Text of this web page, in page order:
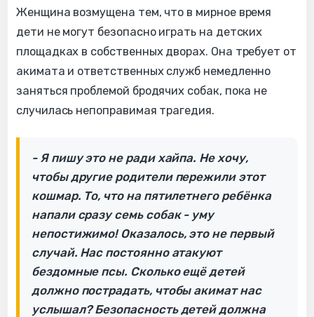
Женщина возмущена тем, что в мирное время
дети не могут безопасно играть на детских
площадках в собственных дворах. Она требует от
акимата и ответственных служб немедленно
заняться проблемой бродячих собак, пока не
случилась непоправимая трагедия.
- Я пишу это не ради хайпа. Не хочу,
чтобы другие родители пережили этот
кошмар. То, что на пятилетнего ребёнка
напали сразу семь собак - уму
непостижимо! Оказалось, это не первый
случай. Нас постоянно атакуют
бездомные псы. Сколько ещё детей
должно пострадать, чтобы акимат нас
услышал? Безопасность детей должна